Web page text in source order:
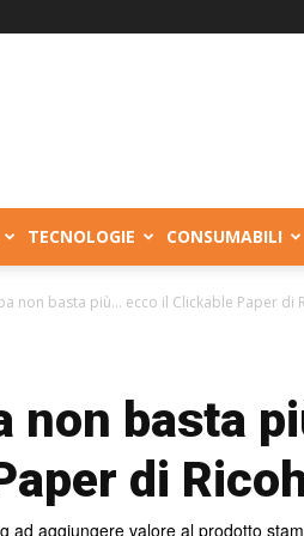
TECNOLOGIE CONSUMABILI
non basta più… ecco il Clickable Paper di
non basta
di
ad aggiungere valore al prodotto